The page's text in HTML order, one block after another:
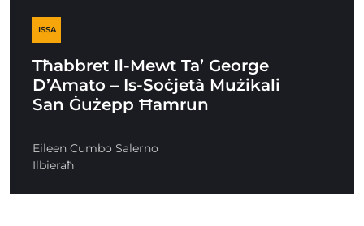
ISSA
Tħabbret Il-Mewt Ta’ George
D’Amato – Is-Soċjetà Mużikali
San Ġużepp Ħamrun
Eileen Cumbo Salerno
Ilbieraħ